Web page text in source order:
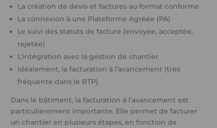
La création de devis et factures au format conforme
La connexion à une Plateforme Agréée (PA)
Le suivi des statuts de facture (envoyée, acceptée,
rejetée)
L’intégration avec la gestion de chantier
Idéalement, la facturation à l’avancement (très
fréquente dans le BTP)
Dans le bâtiment, la facturation à l’avancement est
particulièrement importante. Elle permet de facturer
un chantier en plusieurs étapes, en fonction de